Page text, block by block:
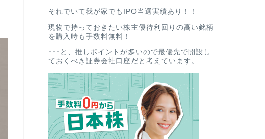
それでいて我が家でもIPO当選実績あり！！
現物で持っておきたい株主優待利回りの高い銘柄
を購入時も手数料無料！
･･･と、推しポイントが多いので最優先で開設し
ておくべき証券会社口座だと考えています。